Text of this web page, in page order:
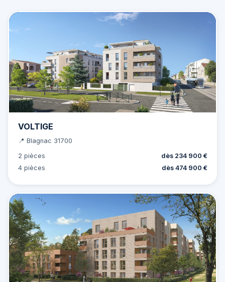
VOLTIGE
📍 Blagnac 31700
2 pièces
dès 234 900 €
4 pièces
dès 474 900 €